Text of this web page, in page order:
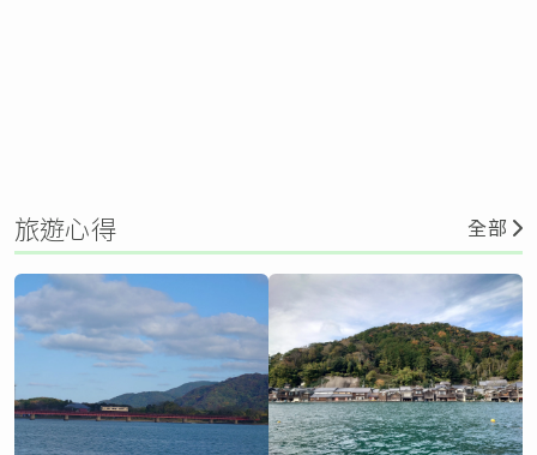
旅遊心得 全部